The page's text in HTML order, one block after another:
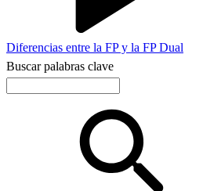
Diferencias entre la FP y la FP Dual
Buscar palabras clave